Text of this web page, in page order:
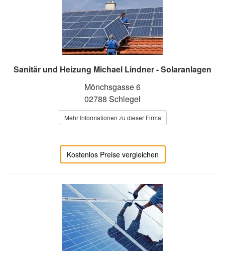
Sanitär und Heizung Michael Lindner - Solaranlagen
Mönchsgasse 6
02788 Schlegel
Mehr Informationen zu dieser Firma
Kostenlos Preise vergleichen